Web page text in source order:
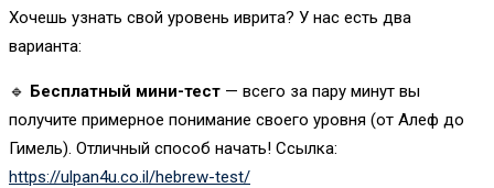
Хочешь узнать свой уровень иврита? У нас есть два
варианта:
🔹 Бесплатный мини-тест — всего за пару минут вы
получите примерное понимание своего уровня (от Алеф до
Гимель). Отличный способ начать! Ссылка:
https://ulpan4u.co.il/hebrew-test/